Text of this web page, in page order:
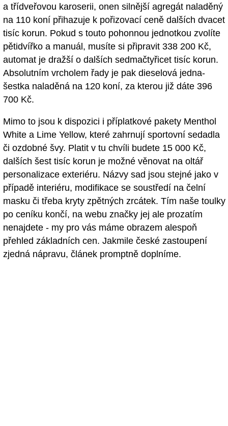
a třídveřovou karoserii, onen silnější agregát naladěný
na 110 koní přihazuje k pořizovací ceně dalších dvacet
tisíc korun. Pokud s touto pohonnou jednotkou zvolíte
pětidvířko a manuál, musíte si připravit 338 200 Kč,
automat je dražší o dalších sedmačtyřicet tisíc korun.
Absolutním vrcholem řady je pak dieselová jedna-
šestka naladěná na 120 koní, za kterou již dáte 396
700 Kč.
Mimo to jsou k dispozici i příplatkové pakety Menthol
White a Lime Yellow, které zahrnují sportovní sedadla
či ozdobné švy. Platit v tu chvíli budete 15 000 Kč,
dalších šest tisíc korun je možné věnovat na oltář
personalizace exteriéru. Názvy sad jsou stejné jako v
případě interiéru, modifikace se soustředí na čelní
masku či třeba kryty zpětných zrcátek. Tím naše toulky
po ceníku končí, na webu značky jej ale prozatím
nenajdete - my pro vás máme obrazem alespoň
přehled základních cen. Jakmile české zastoupení
zjedná nápravu, článek promptně doplníme.